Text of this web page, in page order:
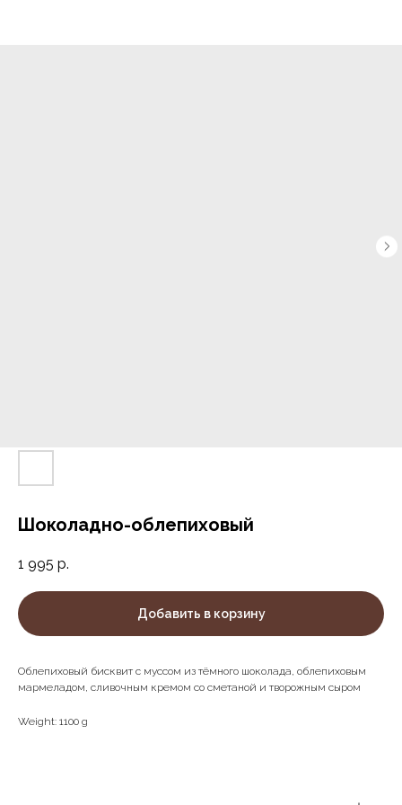
Шоколадно-облепиховый
1 995 р.
Добавить в корзину
Облепиховый бисквит с муссом из тёмного шоколада, облепиховым
мармеладом, сливочным кремом со сметаной и творожным сыром
Weight: 1100 g